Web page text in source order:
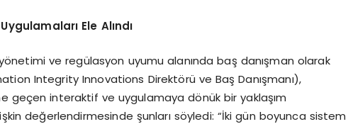
Ele Alındı
ve regülasyon uyumu alanında baş danışman olarak
Integrity Innovations Direktörü ve Baş Danışmanı),
geçen interaktif ve uygulamaya dönük bir yaklaşım
değerlendirmesinde şunları söyledi: “İki gün boyunca sistem